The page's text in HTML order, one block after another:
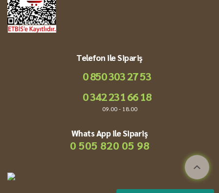
Telefon ile Sipariş
0 850 303 27 53
0 342 231 66 18
09.00 - 18.00
Whats App ile Sipariş
0 505 820 05 98